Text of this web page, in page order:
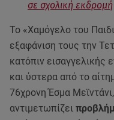
σε σχολική εκδρομή
Το «Χαμόγελο του
εξαφάνιση τους την
κατόπιν εισαγγελικής
και ύστερα από το
76χρονη Έσμα
αντιμετωπίζει